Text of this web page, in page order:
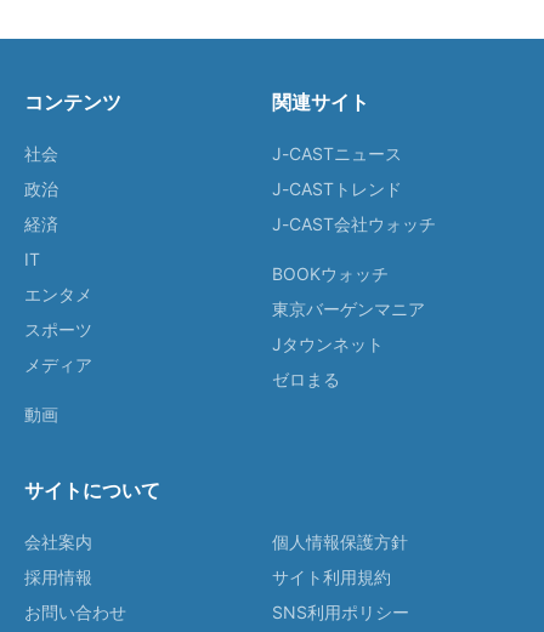
コンテンツ
社会
政治
経済
IT
エンタメ
スポーツ
メディア
動画
関連サイト
J-CASTニュース
J-CASTトレンド
J-CAST会社ウォッチ
BOOKウォッチ
東京バーゲンマニア
Jタウンネット
ゼロまる
サイトについて
会社案内
採用情報
お問い合わせ
個人情報保護方針
サイト利用規約
SNS利用ポリシー